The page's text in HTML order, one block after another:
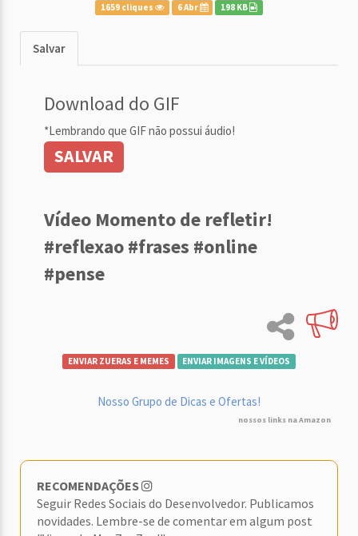
1659 cliques 6 Abr 198 KB
Salvar
Download do GIF
*Lembrando que GIF não possui áudio!
SALVAR
Vídeo Momento de refletir!
#reflexao #frases #online
#pense
ENVIAR ZUERAS E MEMES ENVIAR IMAGENS E VÍDEOS
Nosso Grupo de Dicas e Ofertas!
nossos links na Amazon
RECOMENDAÇÕES
Seguir Redes Sociais do Desenvolvedor. Publicamos
novidades. Lembre-se de comentar em algum post